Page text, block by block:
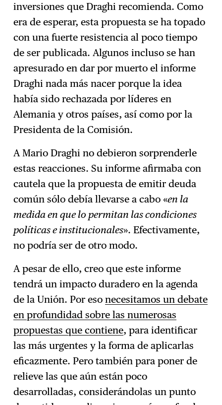
inversiones que Draghi recomienda. Como
era de esperar, esta propuesta se ha topado
con una fuerte resistencia al poco tiempo
de ser publicada. Algunos incluso se han
apresurado en dar por muerto el informe
Draghi nada más nacer porque la idea
había sido rechazada por líderes en
Alemania y otros países, así como por la
Presidenta de la Comisión.
A Mario Draghi no debieron sorprenderle
estas reacciones. Su informe afirmaba con
cautela que la propuesta de emitir deuda
común sólo debía llevarse a cabo «en la
medida en que lo permitan las condiciones
políticas e institucionales». Efectivamente,
no podría ser de otro modo.
A pesar de ello, creo que este informe
tendrá un impacto duradero en la agenda
de la Unión. Por esonecesitamos un debate
en profundidad sobre las numerosas
propuestas que contiene, para identificar
las más urgentes y la forma de aplicarlas
eficazmente. Pero también para poner de
relieve las que aún están poco
desarrolladas, considerándolas un punto